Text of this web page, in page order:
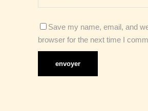
Save my name, email, and
browser for the next time I